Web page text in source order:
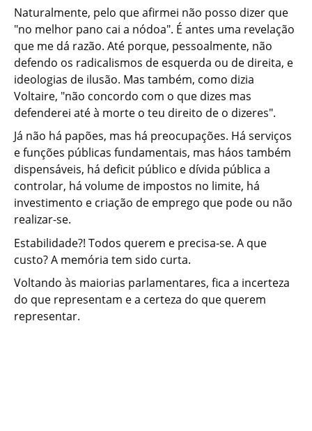
Naturalmente, pelo que afirmei não posso dizer que
"no melhor pano cai a nódoa". É antes uma revelação
que me dá razão. Até porque, pessoalmente, não
defendo os radicalismos de esquerda ou de direita, e
ideologias de ilusão. Mas também, como dizia
Voltaire, "não concordo com o que dizes mas
defenderei até à morte o teu direito de o dizeres".
Já não há papões, mas há preocupações. Há serviços
e funções públicas fundamentais, mas háos também
dispensáveis, há deficit público e dívida pública a
controlar, há volume de impostos no limite, há
investimento e criação de emprego que pode ou não
realizar-se.
Estabilidade?! Todos querem e precisa-se. A que
custo? A memória tem sido curta.
Voltando às maiorias parlamentares, fica a incerteza
do que representam e a certeza do que querem
representar.